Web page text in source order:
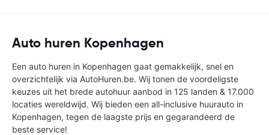
Auto huren Kopenhagen
Een auto huren in Kopenhagen gaat gemakkelijk, snel en
overzichtelijk via AutoHuren.be. Wij tonen de voordeligste
keuzes uit het brede autohuur aanbod in 125 landen & 17.000
locaties wereldwijd. Wij bieden een all-inclusive huurauto in
Kopenhagen, tegen de laagste prijs en gegarandeerd de
beste service!